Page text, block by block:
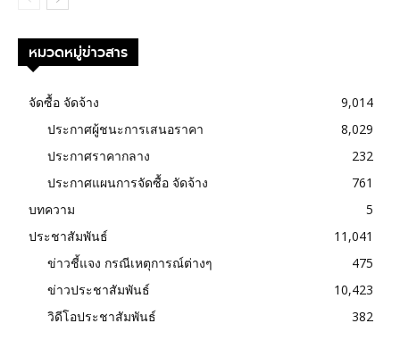
หมวดหมู่ข่าวสาร
จัดซื้อ จัดจ้าง
9,014
ประกาศผู้ชนะการเสนอราคา
8,029
ประกาศราคากลาง
232
ประกาศแผนการจัดซื้อ จัดจ้าง
761
บทความ
5
ประชาสัมพันธ์
11,041
ข่าวชี้แจง กรณีเหตุการณ์ต่างๆ
475
ข่าวประชาสัมพันธ์
10,423
วิดีโอประชาสัมพันธ์
382